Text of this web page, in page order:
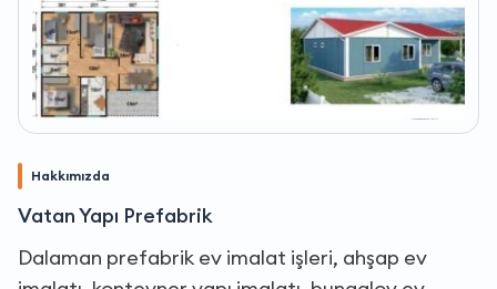
Hakkımızda
Vatan Yapı Prefabrik
Dalaman prefabrik ev imalat işleri, ahşap ev